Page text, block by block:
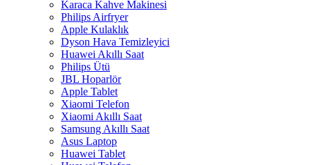
Karaca Kahve Makinesi
Philips Airfryer
Apple Kulaklık
Dyson Hava Temizleyici
Huawei Akıllı Saat
Philips Ütü
JBL Hoparlör
Apple Tablet
Xiaomi Telefon
Xiaomi Akıllı Saat
Samsung Akıllı Saat
Asus Laptop
Huawei Tablet